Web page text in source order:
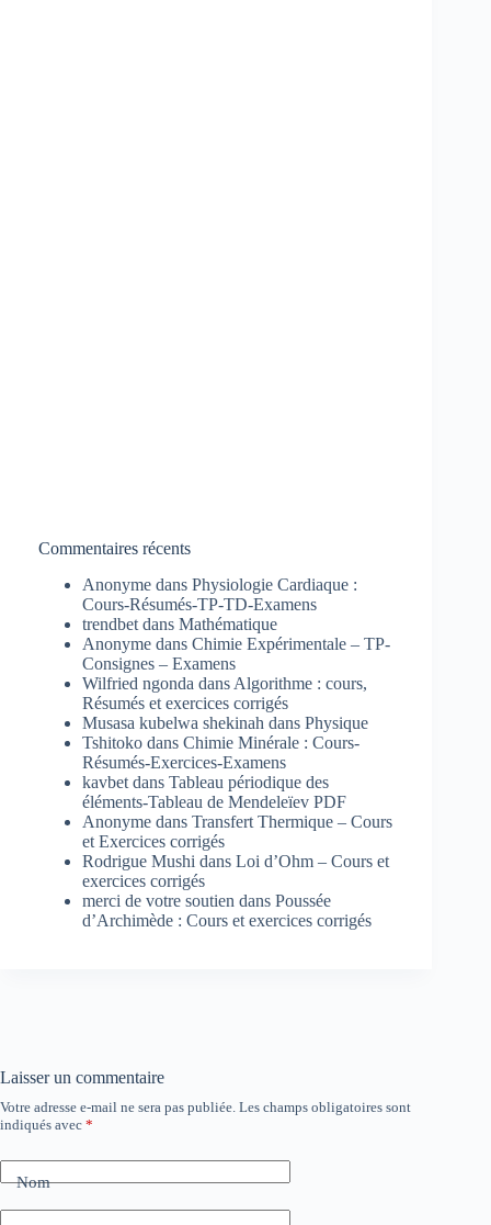
Commentaires récents
Anonyme dans Physiologie Cardiaque :
Cours-Résumés-TP-TD-Examens
trendbet dans Mathématique
Anonyme dans Chimie Expérimentale – TP-
Consignes – Examens
Wilfried ngonda dans Algorithme : cours,
Résumés et exercices corrigés
Musasa kubelwa shekinah dans Physique
Tshitoko dans Chimie Minérale : Cours-
Résumés-Exercices-Examens
kavbet dans Tableau périodique des
éléments-Tableau de Mendeleïev PDF
Anonyme dans Transfert Thermique – Cours
et Exercices corrigés
Rodrigue Mushi dans Loi d’Ohm – Cours et
exercices corrigés
merci de votre soutien dans Poussée
d’Archimède : Cours et exercices corrigés
Laisser un commentaire
Votre adresse e-mail ne sera pas publiée. Les champs obligatoires sont
indiqués avec *
Nom